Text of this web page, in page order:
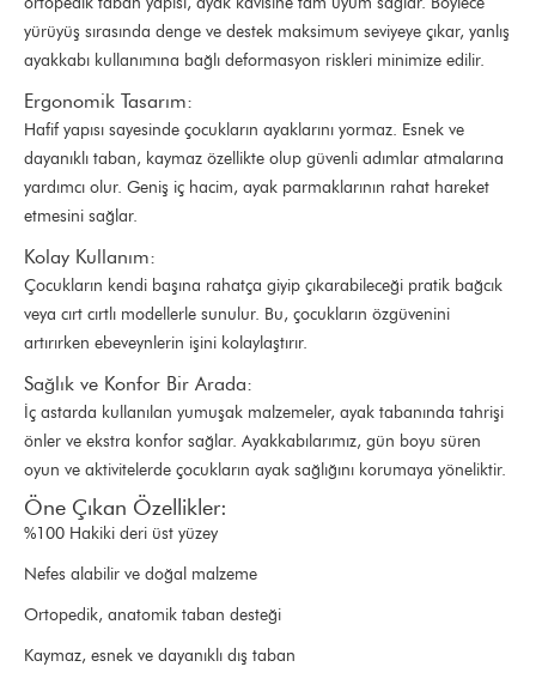
yürüyüş sırasında denge ve destek maksimum seviyeye çıkar, yanlış
ayakkabı kullanımına bağlı deformasyon riskleri minimize edilir.
Ergonomik Tasarım:
Hafif yapısı sayesinde çocukların ayaklarını yormaz. Esnek ve
dayanıklı taban, kaymaz özellikte olup güvenli adımlar atmalarına
yardımcı olur. Geniş iç hacim, ayak parmaklarının rahat hareket
etmesini sağlar.
Kolay Kullanım:
Çocukların kendi başına rahatça giyip çıkarabileceği pratik bağcık
veya cırt cırtlı modellerle sunulur. Bu, çocukların özgüvenini
artırırken ebeveynlerin işini kolaylaştırır.
Sağlık ve Konfor Bir Arada:
İç astarda kullanılan yumuşak malzemeler, ayak tabanında tahrişi
önler ve ekstra konfor sağlar. Ayakkabılarımız, gün boyu süren
oyun ve aktivitelerde çocukların ayak sağlığını korumaya yöneliktir.
Öne Çıkan Özellikler:
%100 Hakiki deri üst yüzey
Nefes alabilir ve doğal malzeme
Ortopedik, anatomik taban desteği
Kaymaz, esnek ve dayanıklı dış taban